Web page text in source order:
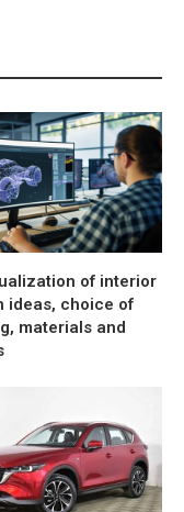
of interior
ideas, choice of
materials and